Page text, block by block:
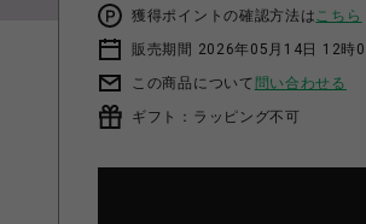
獲得ポイントの確認方法はこちら
販売期間 2026年05月14日 12時
この商品について 問い合わせる
ギフト：ラッピング不可